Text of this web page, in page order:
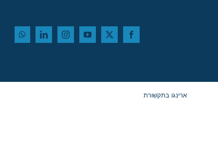
ארינגו בתקשורת